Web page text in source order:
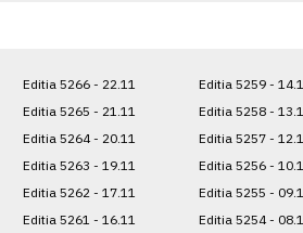
Editia 5266 - 22.11
Editia 5265 - 21.11
Editia 5264 - 20.11
Editia 5263 - 19.11
Editia 5262 - 17.11
Editia 5261 - 16.11
Editia 5259 -
Editia 5258 -
Editia 5257 -
Editia 5256 -
Editia 5255 -
Editia 5254 -